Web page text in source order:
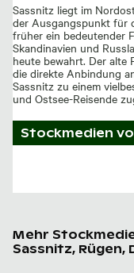
Sassnitz liegt im
der Ausgangspunkt für
früher ein bedeutender
Skandinavien und
heute bewahrt. Der alte
die direkte Anbindung
Sassnitz zu einem
und Ostsee-Reisende
Stockmedien
Mehr
Sassnitz, Rügen,